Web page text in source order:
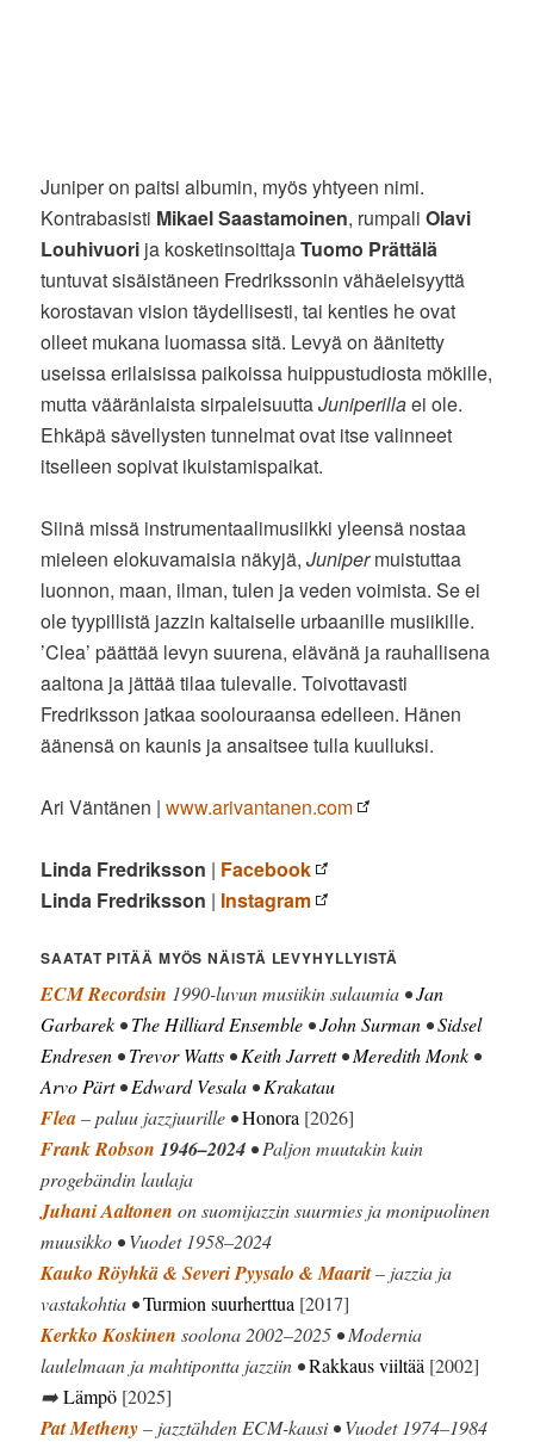
Juniper on paitsi albumin, myös yhtyeen nimi.
Kontrabasisti Mikael Saastamoinen, rumpaliOlavi
Louhivuori ja kosketinsoittajaTuomo Prättälä
tuntuvat sisäistäneen Fredrikssonin vähäeleisyyttä
korostavan vision täydellisesti, tai kenties he ovat
olleet mukana luomassa sitä. Levyä on äänitetty
useissa erilaisissa paikoissa huippustudiosta mökille,
mutta vääränlaista sirpaleisuuttaJuniperillaei ole.
Ehkäpä sävellysten tunnelmat ovat itse valinneet
itselleen sopivat ikuistamispaikat.
Siinä missä instrumentaalimusiikki yleensä nostaa
mieleen elokuvamaisia näkyjä,Junipermuistuttaa
luonnon, maan, ilman, tulen ja veden voimista. Se ei
ole tyypillistä jazzin kaltaiselle urbaanille musiikille.
’Clea’ päättää levyn suurena, elävänä ja rauhallisena
aaltona ja jättää tilaa tulevalle. Toivottavasti
Fredriksson jatkaa soolouraansa edelleen. Hänen
äänensä on kaunis ja ansaitsee tulla kuulluksi.
Ari Väntänen |www.arivantanen.com
Linda Fredriksson | Facebook
Linda Fredriksson | Instagram
SAATAT PITÄÄ MYÖS NÄISTÄ LEVYHYLLYISTÄ
ECM Recordsin 1990-luvun musiikin sulaumia •Jan
Garbarek •The Hilliard Ensemble •John Surman •Sidsel
Endresen •Trevor Watts •Keith Jarrett•Meredith Monk •
Arvo Pärt•Edward Vesala •Krakatau
Flea– paluu jazzjuurille •Honora [2026]
Frank Robson 1946–2024 • Paljon muutakin kuin
progebändin laulaja
Juhani Aaltonen on suomijazzin suurmies ja monipuolinen
muusikko • Vuodet 1958–2024
Kauko Röyhkä & Severi Pyysalo & Maarit– jazzia ja
vastakohtia •Turmion suurherttua [2017]
Kerkko Koskinen soolona 2002–2025 • Modernia
laulelmaan ja mahtipontta jazziin •Rakkaus viiltää [2002]
➡️Lämpö [2025]
Pat Metheny– jazztähden ECM-kausi • Vuodet 1974–1984